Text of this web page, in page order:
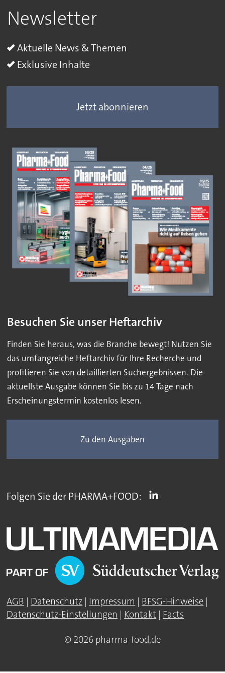
Newsletter
Aktuelle News & Themen
Exklusive Inhalte
Jetzt abonnieren
Besuchen Sie unser Heftarchiv
Finden Sie heraus, was die Branche bewegt! Nutzen Sie
das umfangreiche Heftarchiv für Ihre Recherche und
profitieren Sie von detaillierten Suchergebnissen. Die
aktuellste Ausgabe können Sie bis zu 14 Tage nach
Erscheinungstermin kostenlos lesen.
Zu den Ausgaben
Folgen Sie der PHARMA+FOOD:
AGB | Datenschutz | Impressum | BFSG-Hinweise |
Datenschutz-Einstellungen | Kontakt | Facts
© 2026 pharma-food.de